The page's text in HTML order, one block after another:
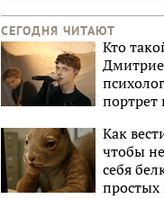
СЕГОДНЯ ЧИТАЮТ
Кто
портрет
Как
чтобы
себя
простых